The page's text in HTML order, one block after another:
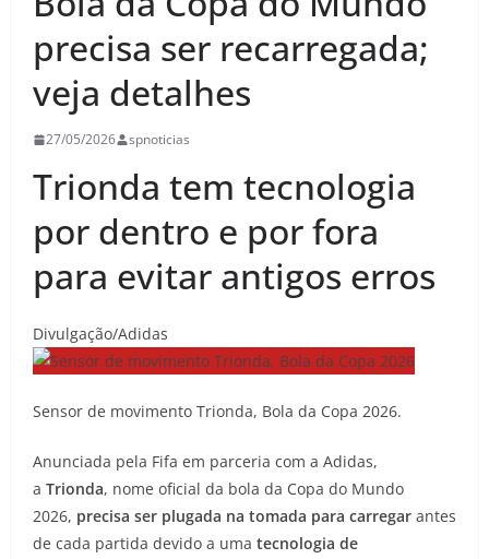
precisa ser recarregada;
veja detalhes
27/05/2026 spnoticias
Trionda tem tecnologia
por dentro e por fora
para evitar antigos erros
Divulgação/Adidas
Sensor de movimento Trionda, Bola da Copa 2026.
Anunciada pela Fifa em parceria com a Adidas,
a Trionda, nome oficial da bola da Copa do Mundo
2026, precisa ser plugada na tomada para carregar antes
de cada partida devido a uma tecnologia de